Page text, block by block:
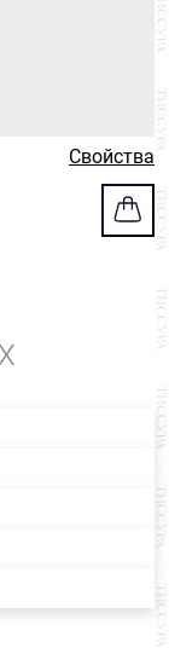
Свойства